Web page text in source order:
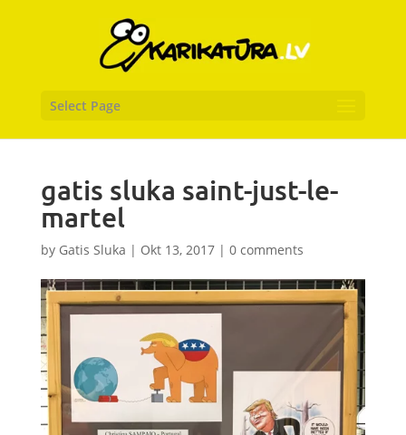
Select Page
gatis sluka saint-just-le-
martel
by Gatis Sluka | Okt 13, 2017| 0 comments